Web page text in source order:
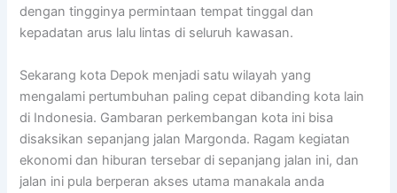
dengan tingginya permintaan tempat tinggal dan
kepadatan arus lalu lintas di seluruh kawasan.
Sekarang kota Depok menjadi satu wilayah yang
mengalami pertumbuhan paling cepat dibanding kota lain
di Indonesia. Gambaran perkembangan kota ini bisa
disaksikan sepanjang jalan Margonda. Ragam kegiatan
ekonomi dan hiburan tersebar di sepanjang jalan ini, dan
jalan ini pula berperan akses utama manakala anda